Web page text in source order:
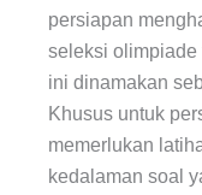
persiapan
seleksi olimpiade
ini dinamakan
Khusus untuk
memerlukan
kedalaman soal